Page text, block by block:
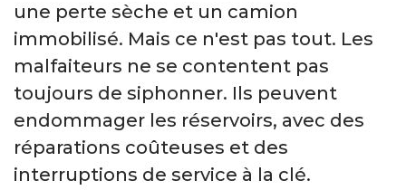
une perte sèche et un camion
immobilisé. Mais ce n'est pas tout. Les
malfaiteurs ne se contentent pas
toujours de siphonner. Ils peuvent
endommager les réservoirs, avec des
réparations coûteuses et des
interruptions de service à la clé.